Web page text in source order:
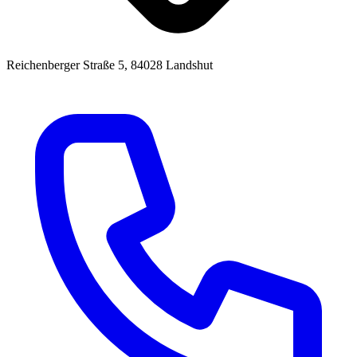
Reichenberger Straße 5, 84028 Landshut